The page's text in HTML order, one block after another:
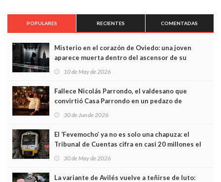
POPULARES RECIENTES COMENTADAS
Misterio en el corazón de Oviedo: una joven
aparece muerta dentro del ascensor de su
10 de May de 2026
Fallece Nicolás Parrondo, el valdesano que
convirtió Casa Parrondo en un pedazo de
30 de Jun de 2026
El ‘Fevemocho’ ya no es solo una chapuza: el
Tribunal de Cuentas cifra en casi 20 millones el
30 de May de 2026
La variante de Avilés vuelve a teñirse de luto: